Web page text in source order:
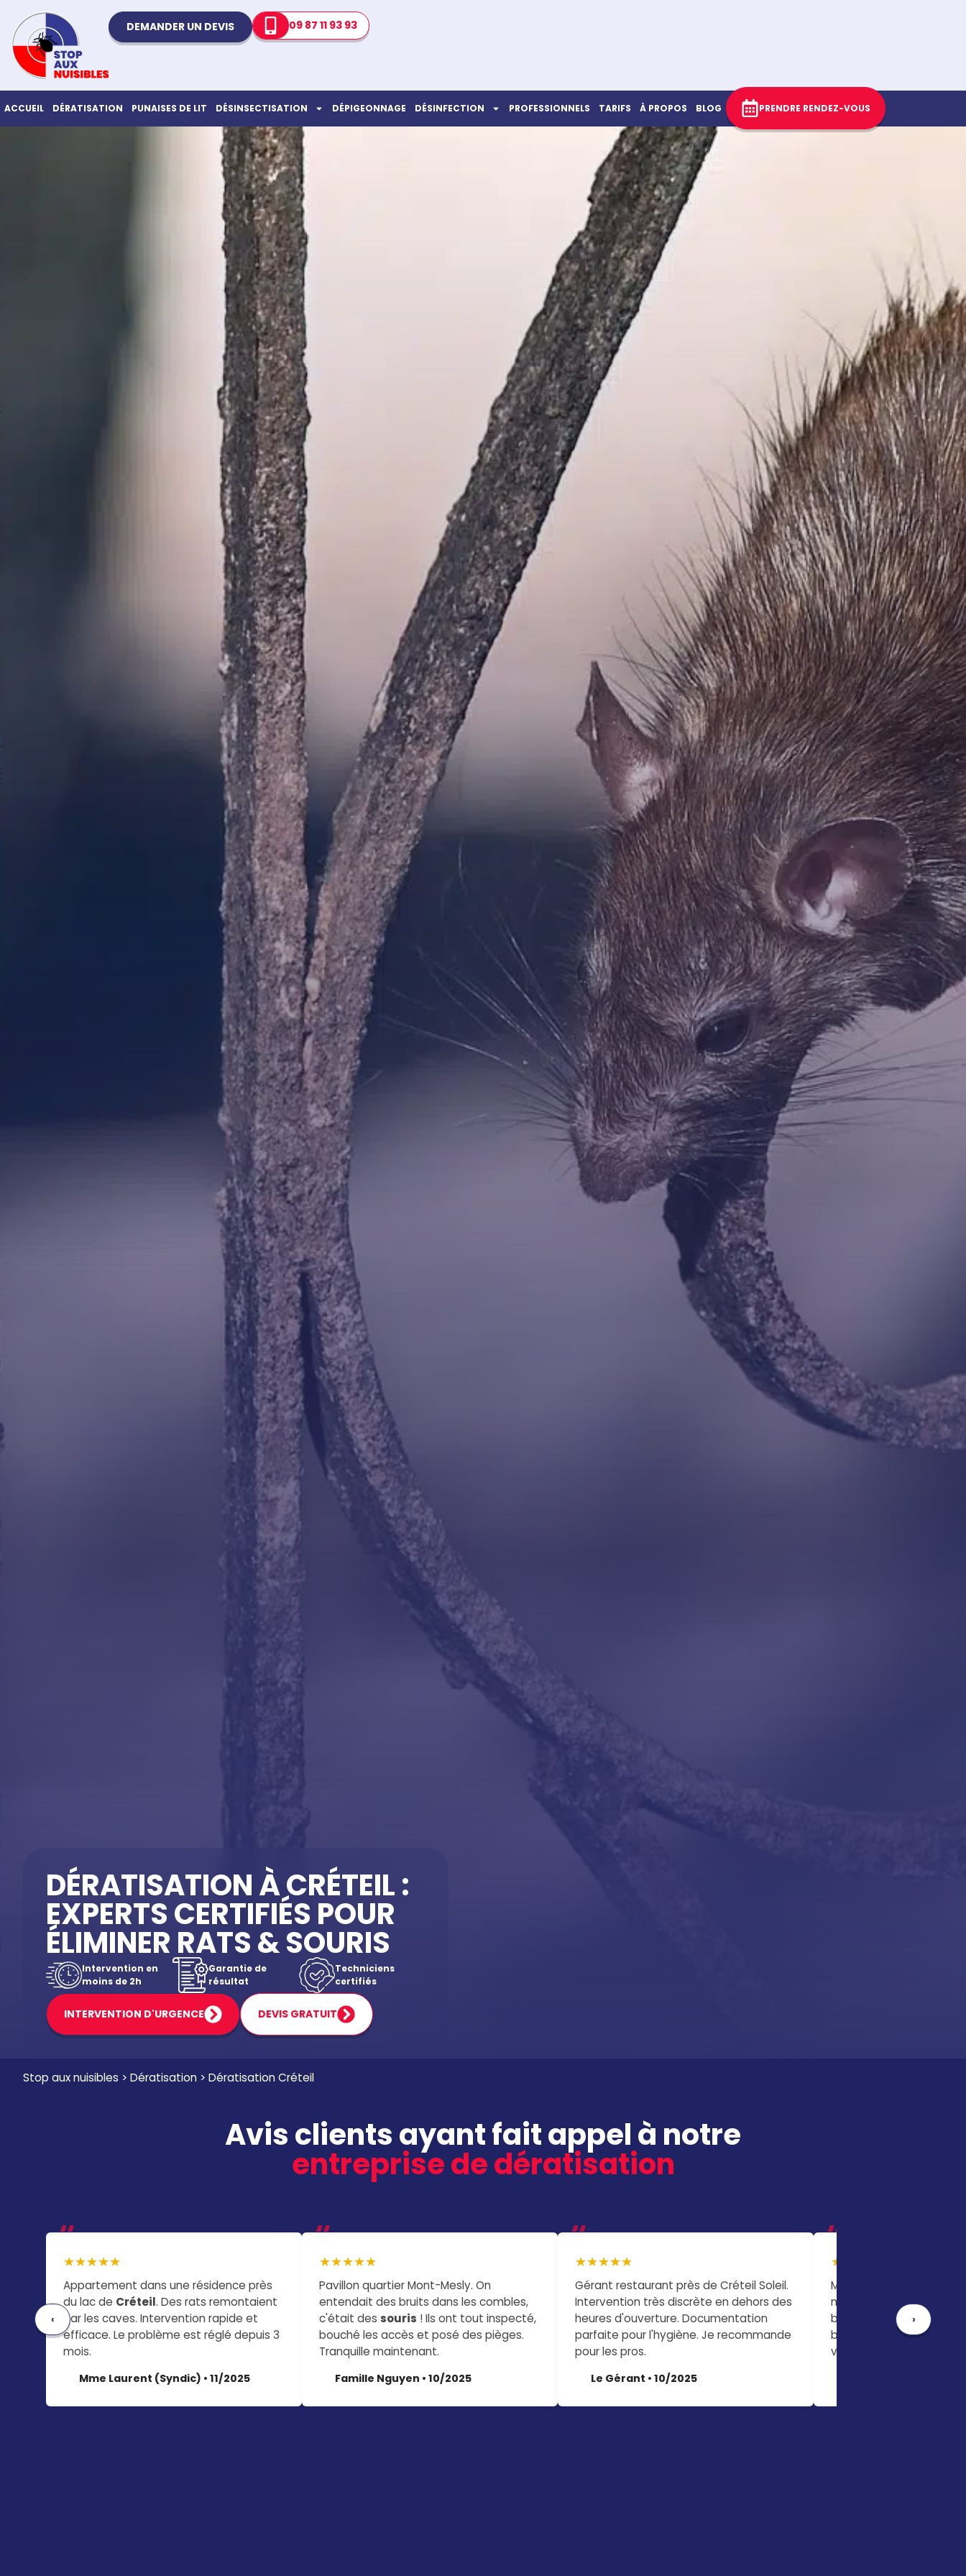
DEMANDER UN DEVIS 09 87 11 93 93
ACCUEIL DÉRATISATION PUNAISES DE LIT DÉSINSECTISATION DÉPIGEONNAGE DÉSINFECTION PROFESSIONNELS TARIFS À PROPOS BLOG PRENDRE RENDEZ-VOUS
DÉRATISATION À CRÉTEIL :
EXPERTS CERTIFIÉS POUR
ÉLIMINER RATS & SOURIS
Intervention en
moins de 2h
Garantie de
résultat
Techniciens
certifiés
INTERVENTION D'URGENCE DEVIS GRATUIT
Stop aux nuisibles > Dératisation > Dératisation Créteil
Avis clients ayant fait appel à notre
entreprise de dératisation
★★★★★
Appartement dans une résidence près
du lac de Créteil. Des rats remontaient
par les caves. Intervention rapide et
efficace. Le problème est réglé depuis 3
mois.
Mme Laurent (Syndic) • 11/2025
★★★★★
Pavillon quartier Mont-Mesly. On
entendait des bruits dans les combles,
c'était des souris ! Ils ont tout inspecté,
bouché les accès et posé des pièges.
Tranquille maintenant.
Famille Nguyen • 10/2025
★★★★★
Gérant restaurant près de Créteil Soleil.
Intervention très discrète en dehors des
heures d'ouverture. Documentation
parfaite pour l'hygiène. Je recommande
pour les pros.
Le Gérant • 10/2025
★★★★☆
Maison avec jardin à
mulots envahissaient le
buanderie. Le technicien
boites sécurisées (j'ai
visible en une semaine.
‹ ›